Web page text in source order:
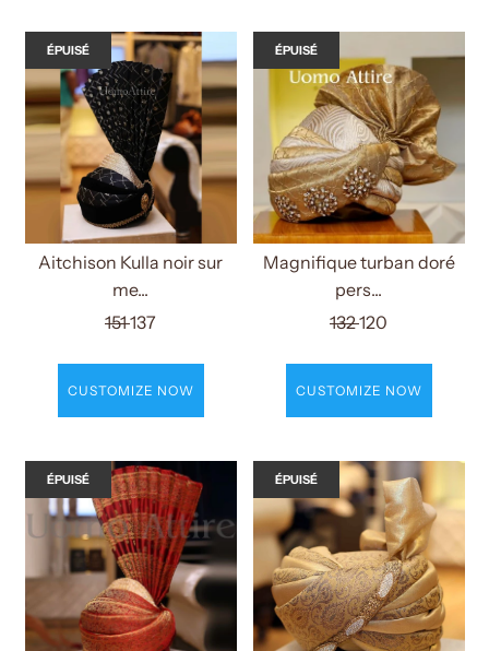
ÉPUISÉ
Aitchison Kulla noir sur
me...
151137
CUSTOMIZE NOW
ÉPUISÉ
Magnifique turban doré
pers...
132120
CUSTOMIZE NOW
ÉPUISÉ ÉPUISÉ